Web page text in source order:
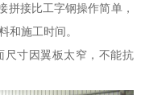
拼接比工字钢操作简单，
和施工时间。
尺寸因翼板太窄，不能抗